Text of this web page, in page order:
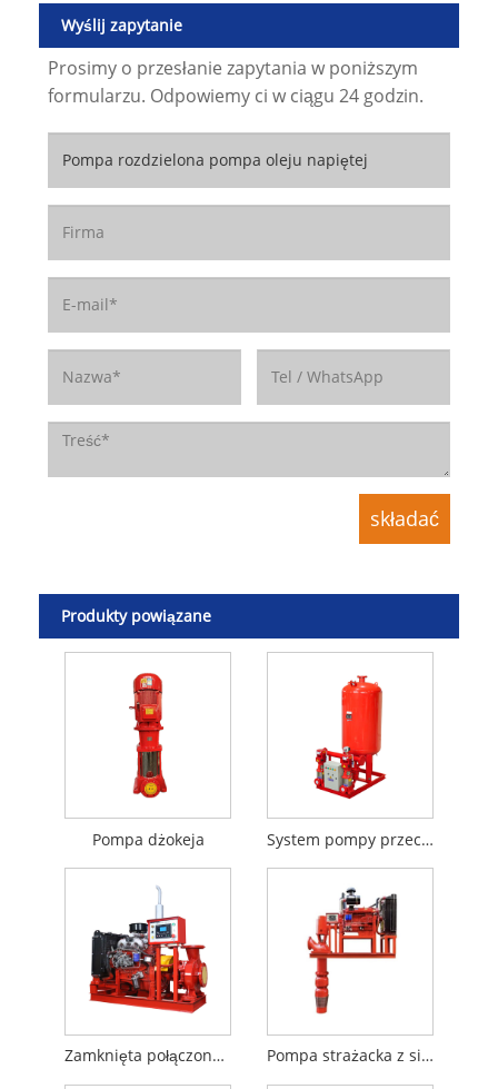
Wyślij zapytanie
Prosimy o przesłanie zapytania w poniższym
formularzu. Odpowiemy ci w ciągu 24 godzin.
Produkty powiązane
Pompa dżokeja System pompy przeciwpożarowej z dwiema pompami dżokeja
Zamknięta połączona pompa pożarowa oleju napędowego Pompa strażacka z silnikiem Diesla z długim wałem